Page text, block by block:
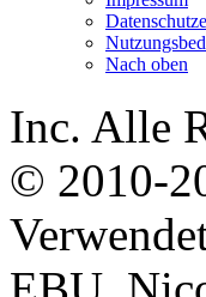
Nach oben
Inc. Alle
© 2010-